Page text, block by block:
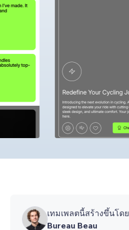
เทมเพลตนี้สร้างขึ้นโดย
Bureau Beau